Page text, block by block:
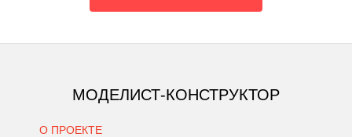
МОДЕЛИСТ-КОНСТРУКТОР
О ПРОЕКТЕ